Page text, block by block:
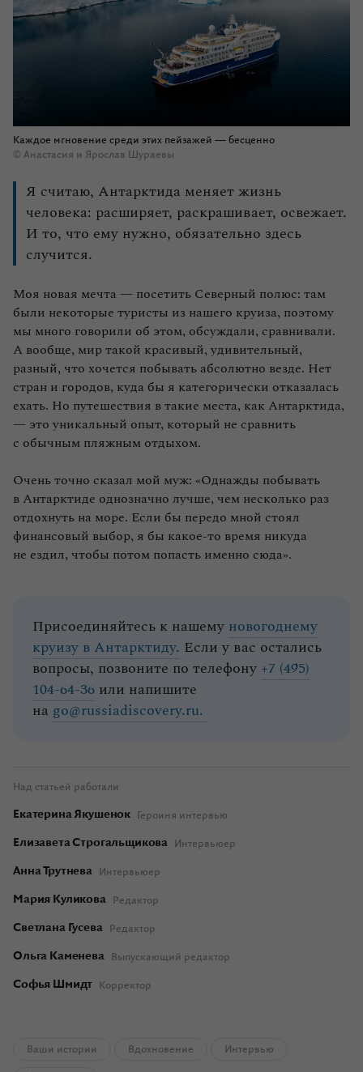
Каждое мгновение среди этих пейзажей — бесценно
© Анастасия и Ярослав Шураевы
Я считаю, Антарктида меняет жизнь
человека: расширяет, раскрашивает, освежает.
И то, что ему нужно, обязательно здесь
случится.
Моя новая мечта — посетить Северный полюс: там
были некоторые туристы из нашего круиза, поэтому
мы много говорили об этом, обсуждали, сравнивали.
А вообще, мир такой красивый, удивительный,
разный, что хочется побывать абсолютно везде. Нет
стран и городов, куда бы я категорически отказалась
ехать. Но путешествия в такие места, как Антарктида,
— это уникальный опыт, который не сравнить
с обычным пляжным отдыхом.
Очень точно сказал мой муж: «Однажды побывать
в Антарктиде однозначно лучше, чем несколько раз
отдохнуть на море. Если бы передо мной стоял
финансовый выбор, я бы какое‑то время никуда
не ездил, чтобы потом попасть именно сюда».
Присоединяйтесь к нашему новогоднему
круизу в Антарктиду. Если у вас остались
вопросы, позвоните по телефону +7 (495)
104-64-36 или напишите
на go@russiadiscovery.ru.
Над статьей работали
Екатерина Якушенок Героиня интервью
Елизавета Строгальщикова Интервьюер
Анна Трутнева Интервьюер
Мария Куликова Редактор
Светлана Гусева Редактор
Ольга Каменева Выпускающий редактор
Софья Шмидт Корректор
Ваши истории Вдохновение Интервью